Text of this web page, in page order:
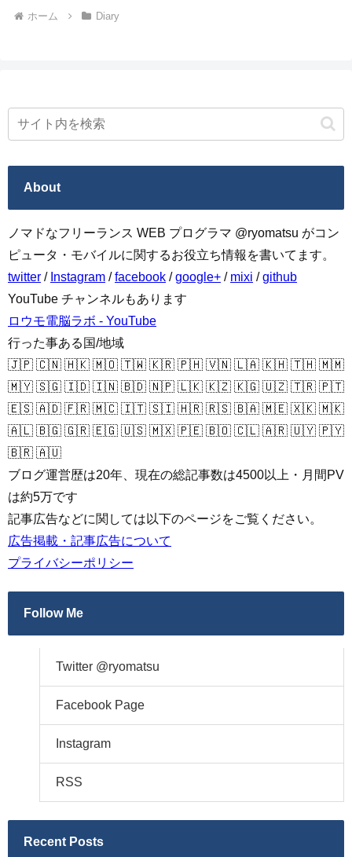
ホーム Diary
About
ノマドなフリーランス WEB プログラマ @ryomatsu がコン
ピュータ・モバイルに関するお役立ち情報を書いてます。
twitter / Instagram /facebook /google+ / mixi /github
YouTube チャンネルもあります
ロウモ電脳ラボ - YouTube
行った事ある国/地域
🇯🇵 🇨🇳 🇭🇰 🇲🇴 🇹🇼 🇰🇷 🇵🇭 🇻🇳 🇱🇦 🇰🇭 🇹🇭 🇲🇲
🇲🇾 🇸🇬 🇮🇩 🇮🇳 🇧🇩 🇳🇵 🇱🇰 🇰🇿 🇰🇬 🇺🇿 🇹🇷 🇵🇹
🇪🇸 🇦🇩 🇫🇷 🇲🇨 🇮🇹 🇸🇮 🇭🇷 🇷🇸 🇧🇦 🇲🇪 🇽🇰 🇲🇰
🇦🇱 🇧🇬 🇬🇷 🇪🇬 🇺🇸 🇲🇽 🇵🇪 🇧🇴 🇨🇱 🇦🇷 🇺🇾 🇵🇾
🇧🇷 🇦🇺
ブログ運営歴は20年、現在の総記事数は4500以上・月間PV
は約5万です
記事広告などに関しては以下のページをご覧ください。
広告掲載・記事広告について
プライバシーポリシー
Follow Me
Twitter @ryomatsu
Facebook Page
Instagram
RSS
Recent Posts